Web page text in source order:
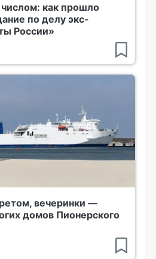
как прошло
по делу экс-
России»
вечеринки —
домов Пионерского